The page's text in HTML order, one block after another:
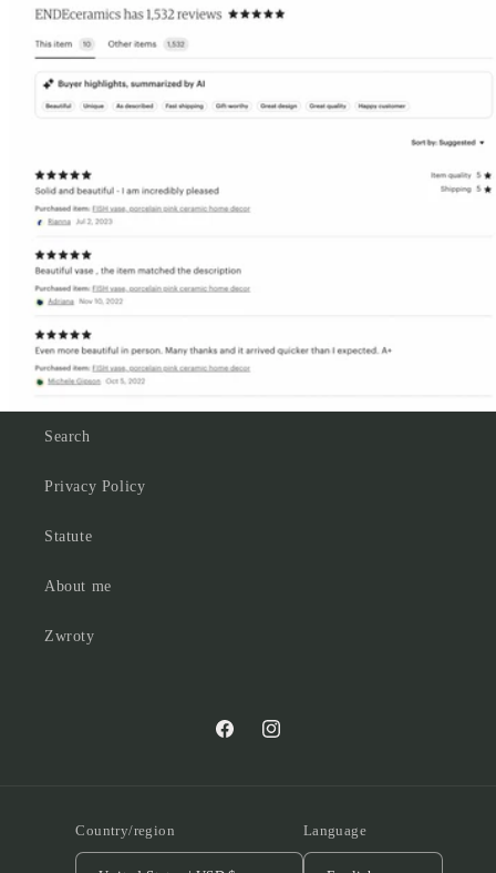
Search
Privacy Policy
Statute
About me
Zwroty
FacebookInstagram
Country/region Language